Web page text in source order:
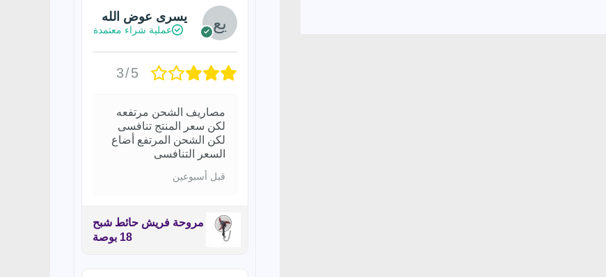
يسرى عوض الله
عملية شراء معتمدة
3/5
مصاريف الشحن مرتفعه
لكن سعر المنتج تنافسى
لكن الشحن المرتفع أضاع
السعر التنافسى
قبل أسبوعين
مروحة فريش حائط شبح
18 بوصة